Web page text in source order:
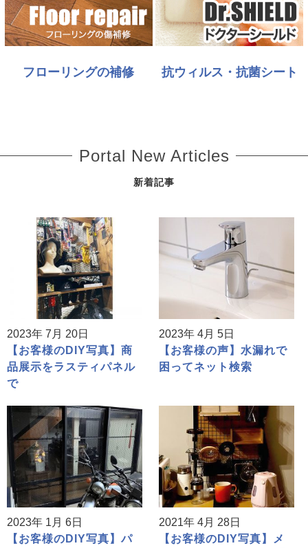
フローリングの補修 抗ウィルス・抗菌シート
Portal New Articles
新着記事
2023年 7月 20日
【お客様のDIY写真】商
品展示をラスティパネル
で
2023年 4月 5日
【お客様の声】水漏れで
困ってネット検索
2023年 1月 6日
【お客様のDIY写真】パ
2021年 4月 28日
【お客様のDIY写真】メ